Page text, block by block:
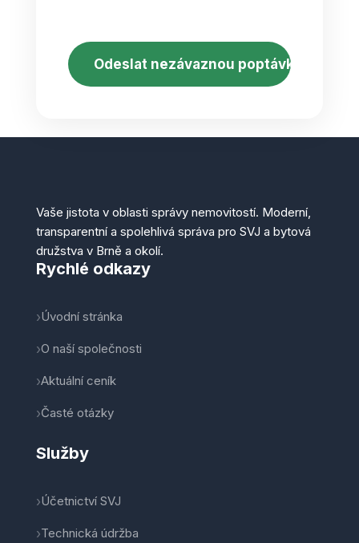
Vaše jistota v oblasti správy nemovitostí. Moderní,
transparentní a spolehlivá správa pro SVJ a bytová
družstva v Brně a okolí.
Rychlé odkazy
Úvodní stránka
O naší společnosti
Aktuální ceník
Časté otázky
Služby
Účetnictví SVJ
Technická údržba